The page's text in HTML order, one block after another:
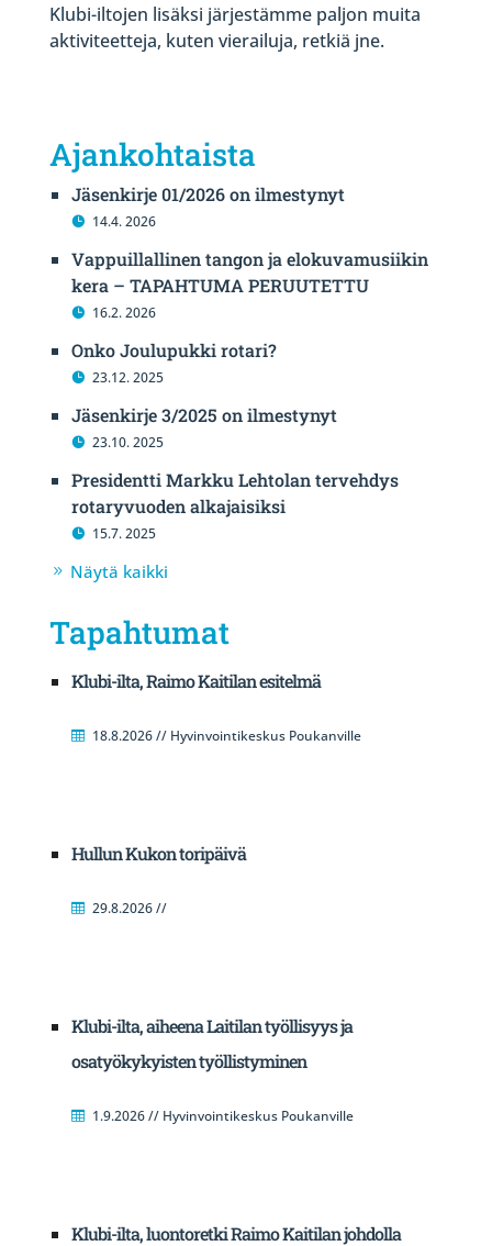
Klubi-iltojen lisäksi järjestämme paljon muita
aktiviteetteja, kuten vierailuja, retkiä jne.
Ajankohtaista
Jäsenkirje 01/2026 on ilmestynyt
14.4. 2026
Vappuillallinen tangon ja elokuvamusiikin
kera – TAPAHTUMA PERUUTETTU
16.2. 2026
Onko Joulupukki rotari?
23.12. 2025
Jäsenkirje 3/2025 on ilmestynyt
23.10. 2025
Presidentti Markku Lehtolan tervehdys
rotaryvuoden alkajaisiksi
15.7. 2025
Näytä kaikki
Tapahtumat
Klubi-ilta, Raimo Kaitilan esitelmä
18.8.2026 // Hyvinvointikeskus Poukanville
Hullun Kukon toripäivä
29.8.2026 //
Klubi-ilta, aiheena Laitilan työllisyys ja
osatyökykyisten työllistyminen
1.9.2026 // Hyvinvointikeskus Poukanville
Klubi-ilta, luontoretki Raimo Kaitilan johdolla